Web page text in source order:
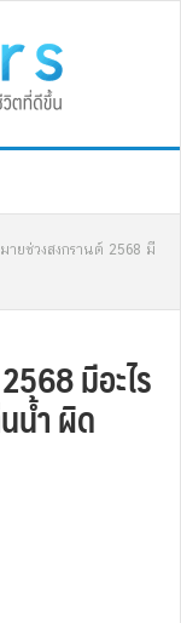
มายช่วงสงกรานต์ 2568 มี
มีอะไร
น้ำ ผิด